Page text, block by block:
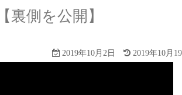
側を公開】
2019年10月2日 2019年10月